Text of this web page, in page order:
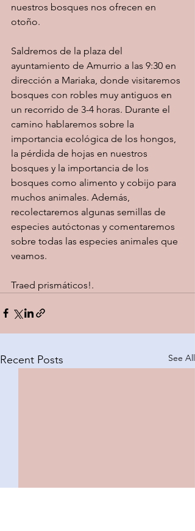
nuestros bosques nos ofrecen en
otoño.
Saldremos de la plaza del
ayuntamiento de Amurrio a las 9:30 en
dirección a Mariaka, donde visitaremos
bosques con robles muy antiguos en
un recorrido de 3-4 horas. Durante el
camino hablaremos sobre la
importancia ecológica de los hongos,
la pérdida de hojas en nuestros
bosques y la importancia de los
bosques como alimento y cobijo para
muchos animales. Además,
recolectaremos algunas semillas de
especies autóctonas y comentaremos
sobre todas las especies animales que
veamos.
Traed prismáticos!.
Recent Posts See All